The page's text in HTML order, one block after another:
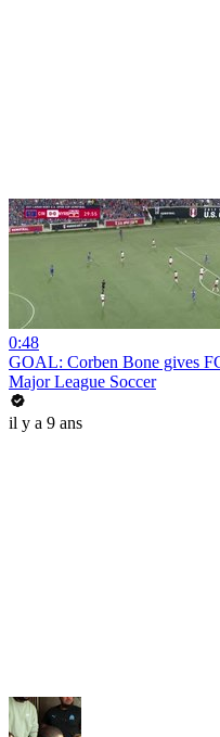
0:48
GOAL: Corben Bone gives
Major League Soccer
il y a 9 ans